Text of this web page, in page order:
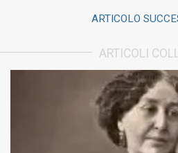
ARTICOLO
ARTICOLI